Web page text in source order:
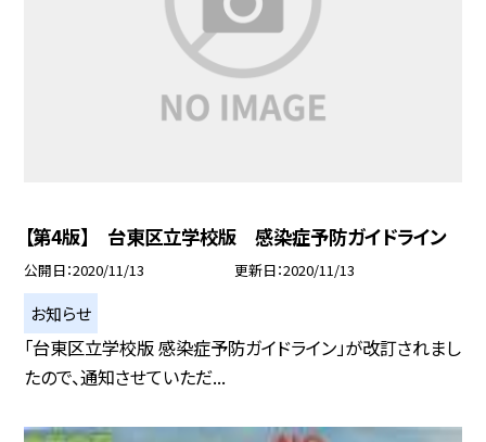
【第4版】 台東区立学校版 感染症予防ガイドライン
公開日 2020/11/13 更新日 2020/11/13
お知らせ
「台東区立学校版 感染症予防ガイドライン」が改訂されまし
たので、通知させていただ...